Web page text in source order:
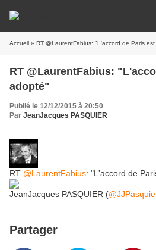
Accueil » RT @LaurentFabius: "L'accord de Paris
RT @LaurentFabius:
adopté"
Publié le 12/12/2015 à 20:50
Par JeanJacques PASQUIER
RT @LaurentFabius: "L'accord de
JeanJacques PASQUIER (
Partager